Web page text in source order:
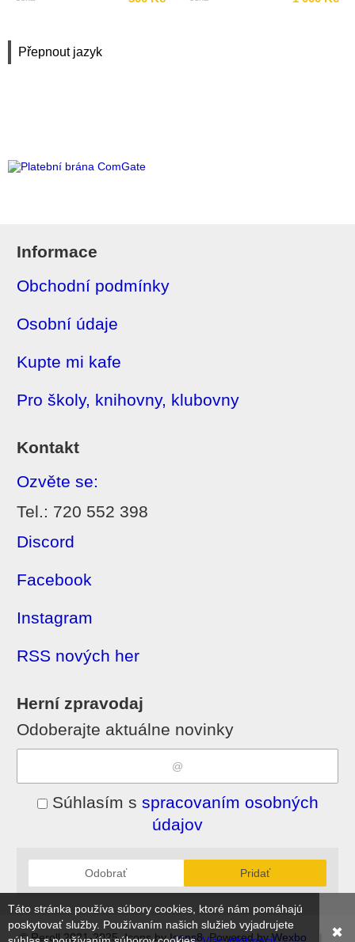
Přepnout jazyk
Informace
Obchodní podmínky
Osobní údaje
Kupte mi kafe
Pro školy, knihovny, klubovny
Kontakt
Ozvěte se:
Tel.: 720 552 398
Discord
Facebook
Instagram
RSS nových her
Herní zpravodaj
Odoberajte aktuálne novinky
Súhlasím s spracovaním osobných
údajov
Odobrať Pridať
© Reroll 2021-2025, Icons byIcons8, Powered byWexbo |
Táto stránka používa súbory cookies, ktoré nám pomáhajú
poskytovať služby. Používaním našich služieb vyjadrujete
✖